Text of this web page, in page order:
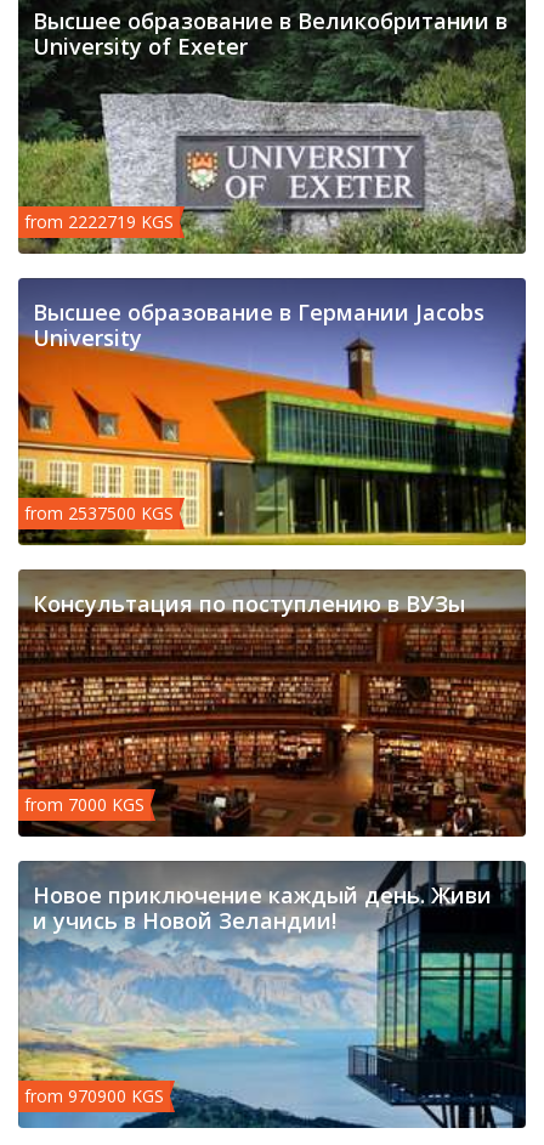
Высшее образование в Великобритании в
University of Exeter
from 2222719 KGS
Высшее образование в Германии Jacobs
University
from 2537500 KGS
Консультация по поступлению в ВУЗы
from 7000 KGS
Новое приключение каждый день. Живи
и учись в Новой Зеландии!
from 970900 KGS